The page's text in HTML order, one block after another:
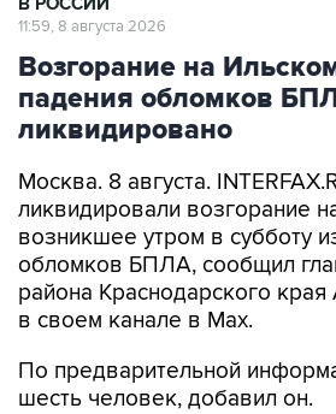
11:59, 8 августа 2026
Возгорание на
падения обломков
ликвидировано
Москва. 8 августа.
ликвидировали возгорание
возникшее утром в субботу
обломков БПЛА, сообщил
района Краснодарского
в своем канале в Max.
По предварительной
шесть человек, добавил он.